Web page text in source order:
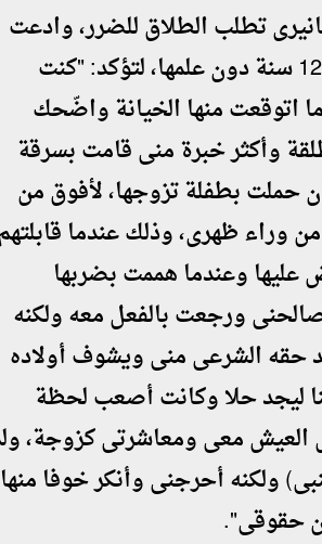
تطلب الطلاق للضرر، وادعت
زواج زوجها الذى يكبرها بسنوات بصديقتها طوال 12 سنة دون علمها، لتؤكد: "كنت
اتوقعت منها الخيانة واضّحك
وأكثر خبرة منى قامت بسرقة
حملت بطفلة تزوجها، لأفوق من
الحقيقة المرة بزواجهما منذ 12 عاما من وراء ظهرى، وذلك عندما
وعندما هممت بضربها
ورجعت بالفعل معه ولكنه
حقه الشرعى منى ويشوف أولاده
ليجد حلا وكانت أصعب لحظة
العيش معى ومعاشرتى كزوجة،
ولكنه أحرجنى وأنكر خوفا
حقوقى".